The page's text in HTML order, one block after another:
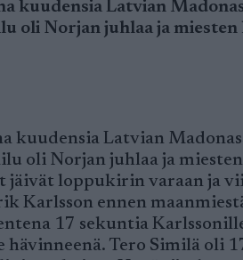
kuudensia Latvian
oli Norjan juhlaa ja
kuudensia Latvian
oli Norjan juhlaa ja
jäivät loppukirin varaan ja
Karlsson ennen
17 sekuntia
Tero Similä oli